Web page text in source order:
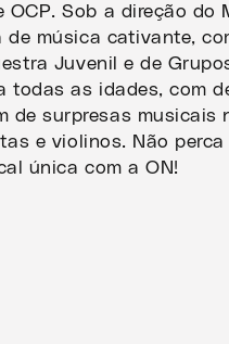
Sob a direção do
de música cativante,
Juvenil e de
todas as idades, com
de surpresas musicais
e violinos. Não perca
única com a ON!